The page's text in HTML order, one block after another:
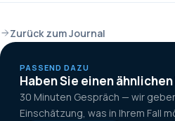
Zurück zum Journal
PASSEND DAZU
Haben Sie einen ähnlichen
30 Minuten Gespräch — wir
Einschätzung, was in Ihrem Fall